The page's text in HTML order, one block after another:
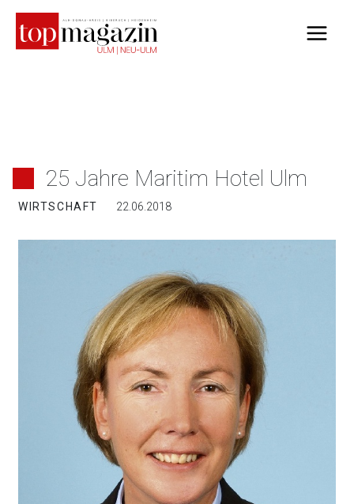
Inhalt
springen
25 Jahre Maritim Hotel Ulm
WIRTSCHAFT 22.06.2018